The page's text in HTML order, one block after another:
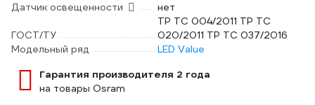
Датчик освещенности
нет
ГОСТ/ТУ
TP TC 004/2011 TP TC
020/2011 TP TC 037/2016
Модельный ряд
LED Value
Гарантия производителя 2 года
на товары Osram